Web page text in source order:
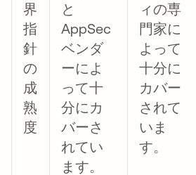
界
指
針
の
成
熟
度
と
AppSec
ベンダ
ーによ
って十
分にカ
バーさ
れてい
ます。
ィの専
門家に
よって
十分に
カバー
されて
いま
す。